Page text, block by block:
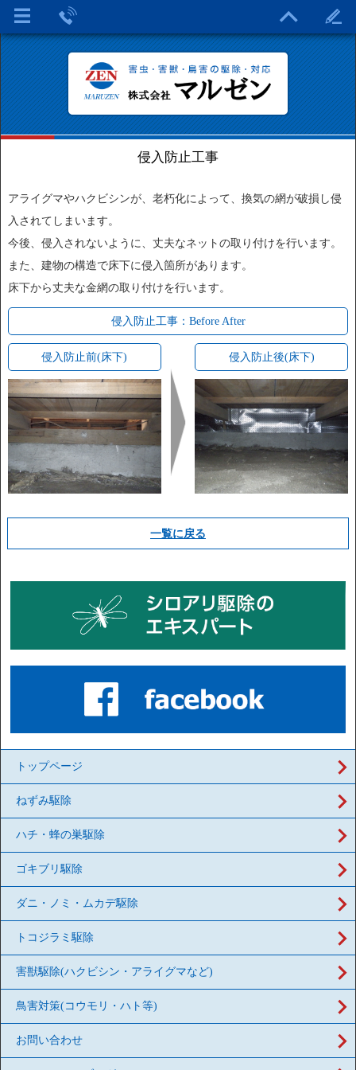
侵入防止工事
アライグマやハクビシンが、老朽化によって、換気の網が破損し侵
入されてしまいます。
今後、侵入されないように、丈夫なネットの取り付けを行います。
また、建物の構造で床下に侵入箇所があります。
床下から丈夫な金網の取り付けを行います。
侵入防止工事：Before After
侵入防止前(床下) 侵入防止後(床下)
一覧に戻る
トップページ
ねずみ駆除
ハチ・蜂の巣駆除
ゴキブリ駆除
ダニ・ノミ・ムカデ駆除
トコジラミ駆除
害獣駆除(ハクビシン・アライグマなど)
鳥害対策(コウモリ・ハト等)
お問い合わせ